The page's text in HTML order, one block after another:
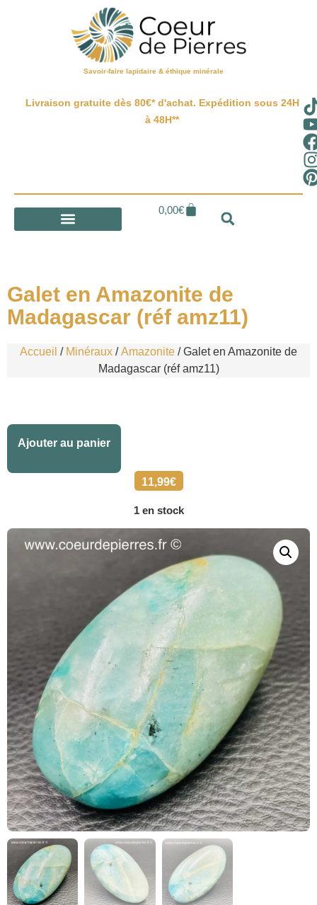
Savoir-faire lapidaire & éthique minérale
Livraison gratuite dès 80€* d'achat. Expédition sous 24H
à 48H**
0,00€
Galet en Amazonite de
Madagascar (réf amz11)
Accueil / Minéraux /Amazonite / Galet en Amazonite de
Madagascar (réf amz11)
11,99€
1 en stock
Ajouter au panier